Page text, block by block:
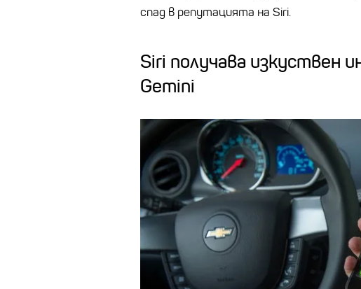
спад в репутацията на Siri.
Siri получава изкуствен
Gemini